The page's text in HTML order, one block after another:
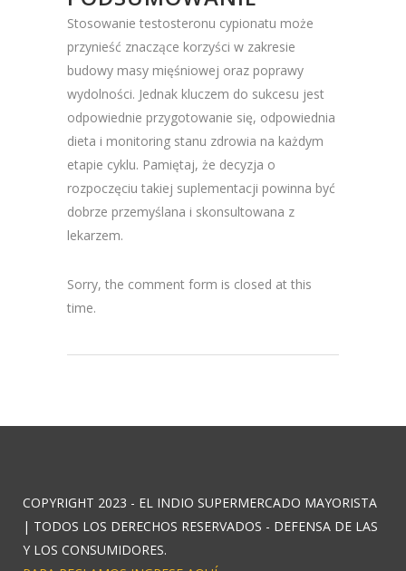
Stosowanie testosteronu cypionatu może
przynieść znaczące korzyści w zakresie
budowy masy mięśniowej oraz poprawy
wydolności. Jednak kluczem do sukcesu jest
odpowiednie przygotowanie się, odpowiednia
dieta i monitoring stanu zdrowia na każdym
etapie cyklu. Pamiętaj, że decyzja o
rozpoczęciu takiej suplementacji powinna być
dobrze przemyślana i skonsultowana z
lekarzem.
Sorry, the comment form is closed at this
time.
COPYRIGHT 2023 - EL INDIO SUPERMERCADO MAYORISTA
| TODOS LOS DERECHOS RESERVADOS - DEFENSA DE LAS
Y LOS CONSUMIDORES.